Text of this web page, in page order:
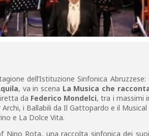
dell’Istituzione Sinfonica Abruzzese:
, va in scena La Musica che
da Federico Mondelci, tra i massimi
i Ballabili da Il Gattopardo e il
e La Dolce Vita.
Nino Rota, una raccolta sinfonica dei